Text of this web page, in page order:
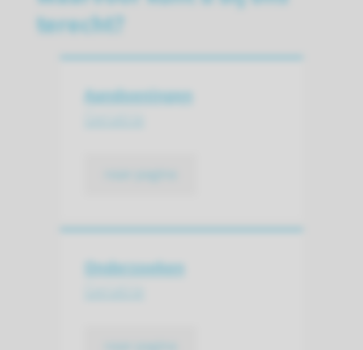
terecht?
Aandoeningen
Onderzoeken